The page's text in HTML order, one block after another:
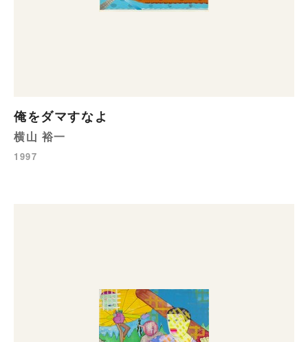
俺をダマすなよ
横山 裕一
1997